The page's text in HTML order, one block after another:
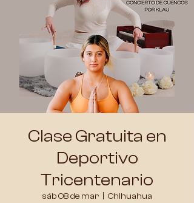
Clase Gratuita en
Deportivo
Tricentenario
sáb 08 de mar
  |
Chihuahua